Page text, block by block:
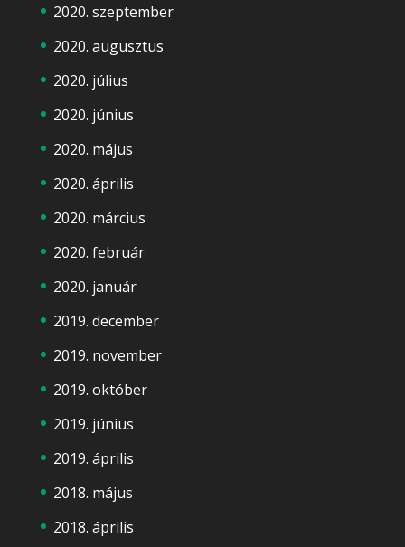
2020. szeptember
2020. augusztus
2020. július
2020. június
2020. május
2020. április
2020. március
2020. február
2020. január
2019. december
2019. november
2019. október
2019. június
2019. április
2018. május
2018. április